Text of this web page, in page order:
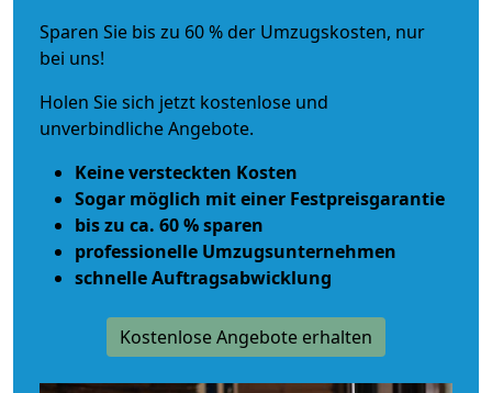
Sparen Sie bis zu 60 % der Umzugskosten, nur
bei uns!
Holen Sie sich jetzt kostenlose und
unverbindliche Angebote.
Keine versteckten Kosten
Sogar möglich mit einer Festpreisgarantie
bis zu ca. 60 % sparen
professionelle Umzugsunternehmen
schnelle Auftragsabwicklung
Kostenlose Angebote erhalten